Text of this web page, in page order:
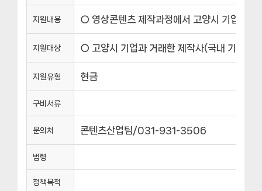
지원내용 ○ 영상콘텐츠 제작과정에서 고양시 기업과
지원대상 ○ 고양시 기업과 거래한 제작사(국내 기업) ○
지원유형 현금
구비서류
문의처 콘텐츠산업팀/031-931-3506
법령
정책목적